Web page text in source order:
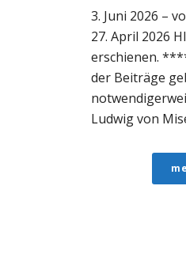
3. Juni 2026 –
27. April 2026
erschienen.
der Beiträge
Ludwig von